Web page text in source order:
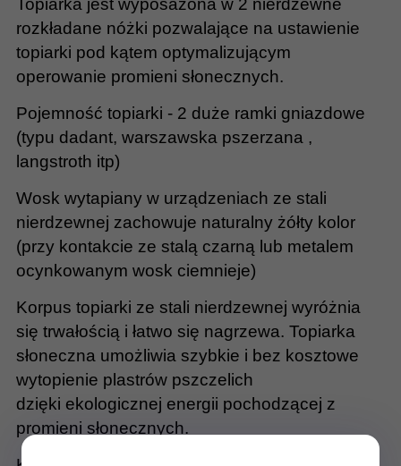
Topiarka jest wyposażona w 2 nierdzewne
rozkładane nóżki pozwalające na ustawienie
topiarki pod kątem optymalizującym
operowanie promieni słonecznych.
Pojemność topiarki - 2 duże ramki gniazdowe
(typu dadant, warszawska pszerzana ,
langstroth itp)
Wosk wytapiany w urządzeniach ze stali
nierdzewnej zachowuje naturalny żółty kolor
(przy kontakcie ze stalą czarną lub metalem
ocynkowanym wosk ciemnieje)
Korpus topiarki ze stali nierdzewnej wyróżnia
się trwałością i łatwo się nagrzewa. Topiarka
słoneczna umożliwia szybkie i bez kosztowe
wytopienie plastrów pszczelich
dzięki ekologicznej energii pochodzącej z
promieni słonecznych.